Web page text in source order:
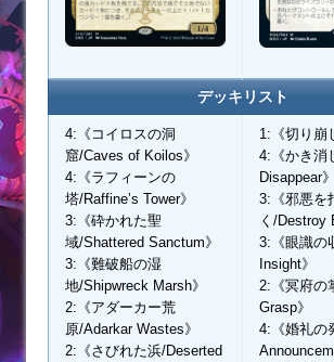
デッキリスト
4:《コイロスの洞
窟/Caves of Koilos》
4:《ラフィーンの
塔/Raffine’s Tower》
3:《砕かれた聖
域/Shattered Sanctum》
3:《難破船の湿
地/Shipwreck Marsh》
2:《アダーカー荒
原/Adarkar Wastes》
2:《さびれた浜/Deserted
1:《切り崩
4:《かき消
Disappear》
3:《邪悪を
く/Destroy
3:《眼識の
Insight》
2:《冥府の
Grasp》
4:《婚礼の